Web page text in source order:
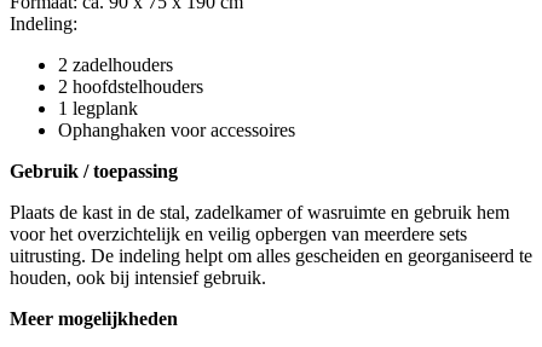
Indeling:
2 zadelhouders
2 hoofdstelhouders
1 legplank
Ophanghaken voor accessoires
Gebruik / toepassing
Plaats de kast in de stal, zadelkamer of wasruimte en gebruik hem
voor het overzichtelijk en veilig opbergen van meerdere sets
uitrusting. De indeling helpt om alles gescheiden en georganiseerd te
houden, ook bij intensief gebruik.
Meer mogelijkheden